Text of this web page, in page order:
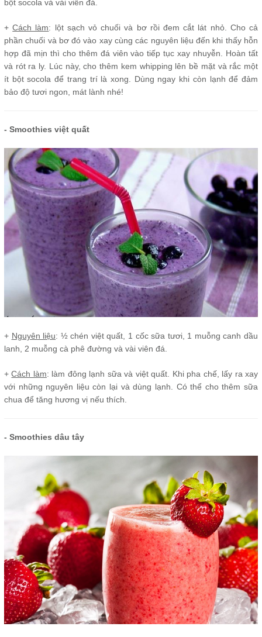
bột socola và vài viên đá.
+Cách làm: lột sạch vỏ chuối và bơ rồi đem cắt lát nhỏ. Cho cả
phần chuối và bơ đó vào xay cùng các nguyên liệu đến khi thấy hỗn
hợp đã mịn thì cho thêm đá viên vào tiếp tục xay nhuyễn. Hoàn tất
và rót ra ly. Lúc này, cho thêm kem whipping lên bề mặt và rắc một
ít bột socola để trang trí là xong. Dùng ngay khi còn lạnh để đảm
bảo độ tươi ngon, mát lành nhé!
- Smoothies việt quất
+ Nguyên liệu: ½ chén việt quất, 1 cốc sữa tươi, 1 muỗng canh dầu
lanh, 2 muỗng cà phê đường và vài viên đá.
+Cách làm: làm đông lạnh sữa và việt quất. Khi pha chế, lấy ra xay
với những nguyên liệu còn lại và dùng lạnh. Có thể cho thêm sữa
chua để tăng hương vị nếu thích.
- Smoothies dâu tây